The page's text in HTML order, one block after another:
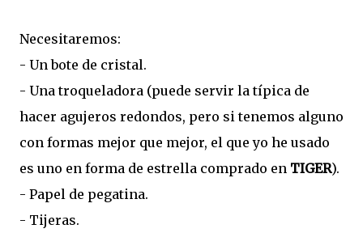
Necesitaremos:
- Un bote de cristal.
- Una troqueladora (puede servir la típica de
hacer agujeros redondos, pero si tenemos alguno
con formas mejor que mejor, el que yo he usado
es uno en forma de estrella comprado en TIGER).
- Papel de pegatina.
- Tijeras.